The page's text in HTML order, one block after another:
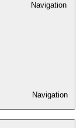
Navigation
Navigation